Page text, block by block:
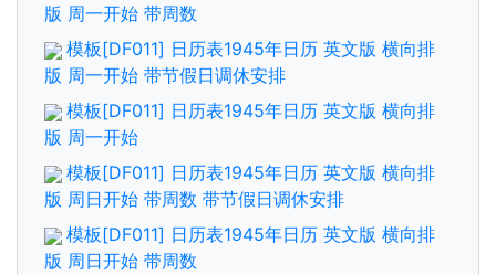
版 周一开始 带周数
模板[DF011] 日历表1945年日历 英文版 横向排
版 周一开始 带节假日调休安排
模板[DF011] 日历表1945年日历 英文版 横向排
版 周一开始
模板[DF011] 日历表1945年日历 英文版 横向排
版 周日开始 带周数 带节假日调休安排
模板[DF011] 日历表1945年日历 英文版 横向排
版 周日开始 带周数